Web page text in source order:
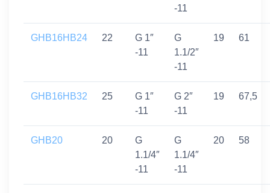
-11
GHB16HB24 22
G 1″
-11
G
1.1/2″
-11
19 61
GHB16HB32 25
G 1″
-11
G 2″
-11
19 67,5
GHB20 20
G
1.1/4″
-11
G
1.1/4″
-11
20 58